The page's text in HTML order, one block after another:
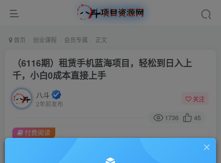
首页 创业课程 会员专属 正文
（6116期）租赁手机蓝海项目，轻松到日入上
千，小白0成本直接上手
八斗
2年前发布
关注
1736 45
此内容为付费阅读，请付费后查看
付费阅读